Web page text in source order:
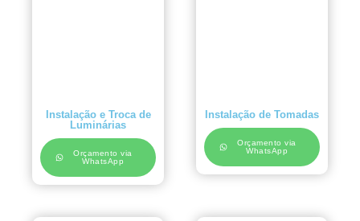
Instalação e Troca de
Luminárias
Orçamento via
WhatsApp
Instalação de Tomadas
Orçamento via
WhatsApp